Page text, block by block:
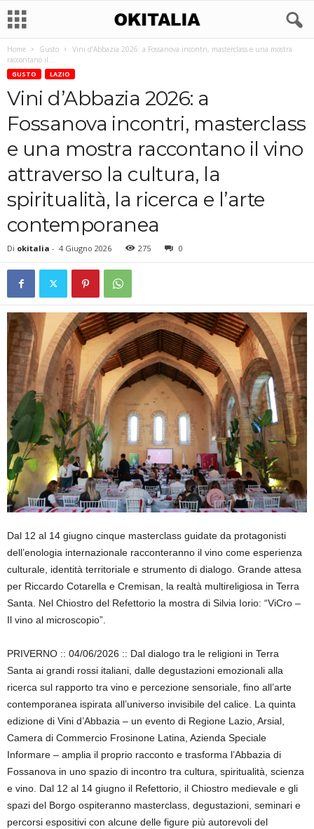
Home Gusto
Vini d’Abbazia 2026: a Fossanova incontri, masterclass e una mostra
raccontano il...
GUSTO LAZIO
Vini d’Abbazia 2026: a
Fossanova incontri, masterclass
e una mostra raccontano il vino
attraverso la cultura, la
spiritualità, la ricerca e l’arte
contemporanea
Di okitalia - 4 Giugno 2026 275 0
Dal 12 al 14 giugno cinque masterclass guidate da protagonisti
dell’enologia internazionale racconteranno il vino come esperienza
culturale, identità territoriale e strumento di dialogo. Grande attesa
per Riccardo Cotarella e Cremisan, la realtà multireligiosa in Terra
Santa. Nel Chiostro del Refettorio la mostra di Silvia Iorio: “ViCro –
Il vino al microscopio”.
PRIVERNO :: 04/06/2026 :: Dal dialogo tra le religioni in Terra
Santa ai grandi rossi italiani, dalle degustazioni emozionali alla
ricerca sul rapporto tra vino e percezione sensoriale, fino all’arte
contemporanea ispirata all’universo invisibile del calice. La quinta
edizione di Vini d’Abbazia – un evento di Regione Lazio, Arsial,
Camera di Commercio Frosinone Latina, Azienda Speciale
Informare – amplia il proprio racconto e trasforma l’Abbazia di
Fossanova in uno spazio di incontro tra cultura, spiritualità, scienza
e vino. Dal 12 al 14 giugno il Refettorio, il Chiostro medievale e gli
spazi del Borgo ospiteranno masterclass, degustazioni, seminari e
percorsi espositivi con alcune delle figure più autorevoli del